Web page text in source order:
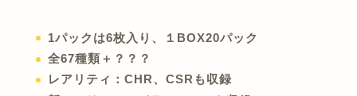
1パックは6枚入り、１BOX20パック
全67種類＋？？？
レアリティ：CHR、CSRも収録